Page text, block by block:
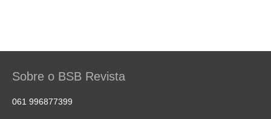
Sobre o BSB Revista
061 996877399